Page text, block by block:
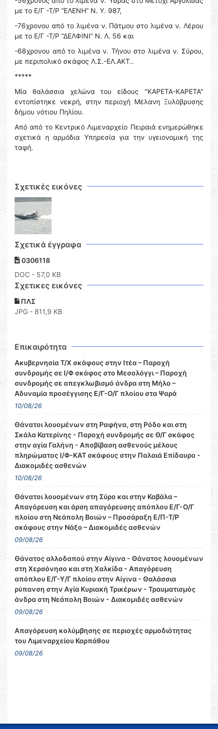
με το Ε/Γ -Τ/Ρ “ΕΛΕΝΗ” Ν. Υ. 987,
-76χρονου από το λιμένα ν. Πάτμου στο λιμένα ν. Λέρου
με το Ε/Γ -Τ/Ρ “ΔΕΛΦΙΝΙ” Ν. Λ. 56 και
-68χρονου από το λιμένα ν. Τήνου στο λιμένα ν. Σύρου,
με περιπολικό σκάφος Λ.Σ.-ΕΛ.ΑΚΤ..
*****
Μία θαλάσσια χελώνα του είδους "ΚΑΡΕΤΑ-ΚΑΡΕΤΑ"
εντοπίστηκε νεκρή, στην περιοχή Μέλανη Ξυλόβρυσης
δήμου νότιου Πηλίου.
Από από το Κεντρικό Λιμεναρχείο Πειραιά ενημερώθηκε
σχετικά η αρμόδια Υπηρεσία για την υγειονομική της
ταφή.
Σχετικές εικόνες
Σχετικά έγγραφα
0306118
DOC - 57,0 KB
Σχετικες εικόνες
ΠΛΣ
JPG - 811,9 KB
Επικαιρότητα
Ακυβερνησία Τ/Χ σκάφους στην Ιτέα – Παροχή
συνδρομής σε Ι/Φ σκάφος στο Μεσολόγγι – Παροχή
συνδρομής σε απεγκλωβισμό άνδρα στη Μήλο –
Αδυναμία προσέγγισης Ε/Γ-Ο/Γ πλοίου στα Ψαρά
10/08/26
Θάνατοι λουομένων στη Ραφήνα, στη Ρόδο και στη
Σκάλα Κατερίνης - Παροχή συνδρομής σε Θ/Γ σκάφος
στην αγία Γαλήνη - Αποβίβαση ασθενούς μέλους
πληρώματος Ι/Φ-ΚΑΤ σκάφους στην Παλαιά Επίδαυρο -
Διακομιδές ασθενών
10/08/26
Θάνατοι λουομένων στη Σύρο και στην Καβάλα –
Απαγόρευση και άρση απαγόρευσης απόπλου Ε/Γ-Ο/Γ
πλοίου στη Νεάπολη Βοιών – Προσάραξη Ε/Π-Τ/Ρ
σκάφους στην Νάξο – Διακομιδές ασθενών
09/08/26
Θάνατος αλλοδαπού στην Αίγινα - Θάνατος λουομένων
στη Χερσόνησο και στη Χαλκίδα - Απαγόρευση
απόπλου Ε/Γ-Υ/Γ πλοίου στην Αίγινα - Θαλάσσια
ρύπανση στην Αγία Κυριακή Τρικέρων - Τραυματισμός
άνδρα στη Νεάπολη Βοιών - Διακομιδές ασθενών
09/08/26
Απαγόρευση κολύμβησης σε περιοχές αρμοδιότητας
του Λιμεναρχείου Καρπάθου
09/08/26